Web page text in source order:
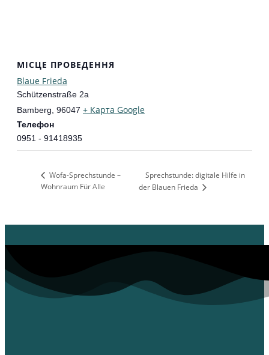
МІСЦЕ ПРОВЕДЕННЯ
Blaue Frieda
Schützenstraße 2a
Bamberg 96047 + Карта Google
Телефон
0951 - 91418935
Wofa-Sprechstunde –
Wohnraum Für Alle
Sprechstunde: digitale Hilfe in
der Blauen Frieda